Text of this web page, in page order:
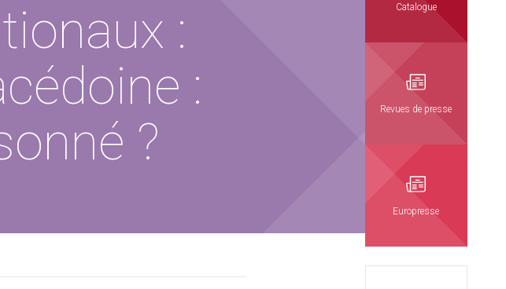
:
:
?
Catalogue
Revues de presse
Europresse